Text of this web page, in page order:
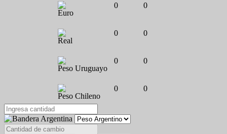
Euro
0 0
Real
0 0
Peso Uruguayo
0 0
Peso Chileno
0 0